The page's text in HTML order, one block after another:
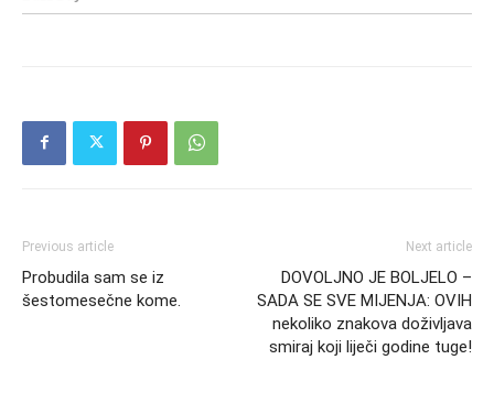
Previous article
Probudila sam se iz
šestomesečne kome.
Next article
DOVOLJNO JE BOLJELO –
SADA SE SVE MIJENJA: OVIH
nekoliko znakova doživljava
smiraj koji liječi godine tuge!